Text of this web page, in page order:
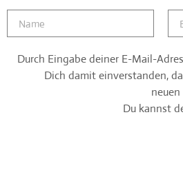
Durch Eingabe deiner E-Mail-
Dich damit einverstanden,
Du kannst